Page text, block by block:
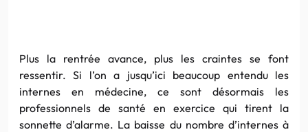
Plus la rentrée avance, plus les craintes se font
ressentir. Si l’on a jusqu’ici beaucoup entendu les
internes en médecine, ce sont désormais les
professionnels de santé en exercice qui tirent la
sonnette d’alarme. La baisse du nombre d’internes à